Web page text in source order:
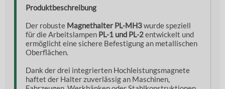
Produktbeschreibung
Der robuste Magnethalter PL-MH3wurde speziell
für die Arbeitslampen PL-1 und PL-2entwickelt und
ermöglicht eine sichere Befestigung an metallischen
Oberflächen.
Dank der drei integrierten Hochleistungsmagnete
haftet der Halter zuverlässig an Maschinen,